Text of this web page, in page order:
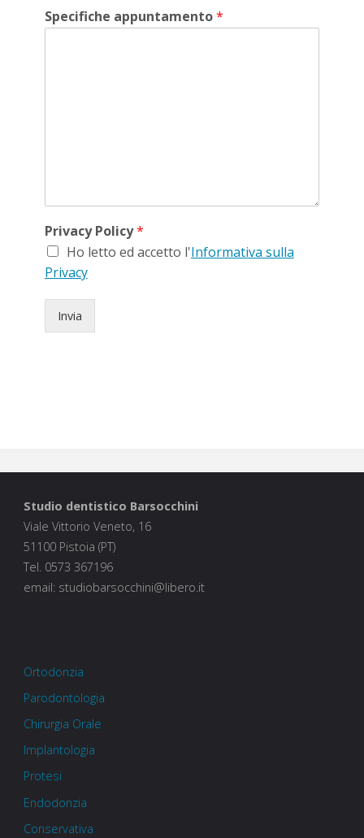
Specifiche appuntamento*
Privacy Policy*
Ho letto ed accetto l'Informativa sulla
Privacy
Invia
Studio dentistico Barsocchini
Viale Vittorio Veneto, 16
51100 Pistoia (PT)
Tel. 0573 367196
email: studiobarsocchini@libero.it
Ortodonzia
Parodontologia
Chirurgia Orale
Implantologia
Protesi
Endodonzia
Conservativa